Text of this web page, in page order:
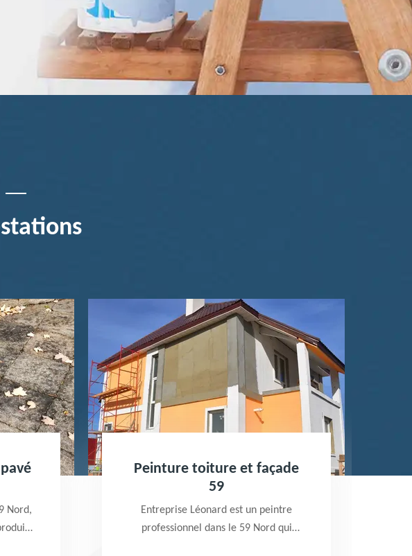
Nord,
Peinture toiture et façade
59
Entreprise Léonard est un peintre
professionnel dans le 59 Nord qui